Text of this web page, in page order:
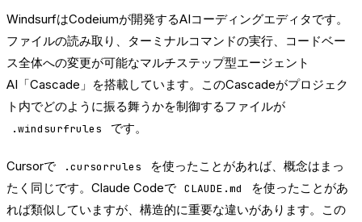
WindsurfはCodeiumが開発するAIコーディングエディタです。
ファイルの読み取り、ターミナルコマンドの実行、コードベー
ス全体への変更が可能なマルチステップ型エージェント
AI「Cascade」を搭載しています。このCascadeがプロジェク
ト内でどのように振る舞うかを制御するファイルが
.windsurfrules です。
Cursorで .cursorrules
を使ったことがあれば、概念はまっ
たく同じです。Claude Codeで
CLAUDE.md
を使ったことがあ
れば類似していますが、構造的に重要な違いがあります。この